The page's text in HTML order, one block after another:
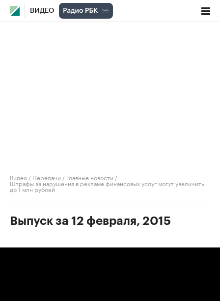
ВИДЕО
Видео / Передачи / Главные новости /
Штрафы за нарушения в рекламе финансовых услуг могут увеличить
до 1 млн рублей
Выпуск за 12 февраля, 2015